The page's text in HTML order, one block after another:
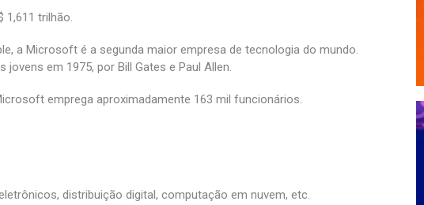
1,611 trilhão.
a Microsoft é a segunda maior empresa de tecnologia do mundo.
em 1975, por Bill Gates e Paul Allen.
emprega aproximadamente 163 mil funcionários.
distribuição digital, computação em nuvem, etc.